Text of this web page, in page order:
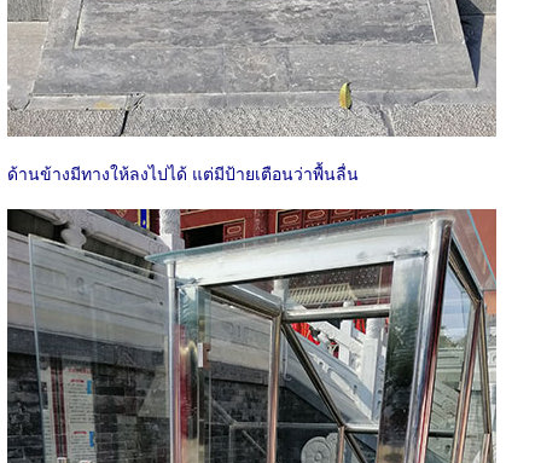
ด้านข้างมีทางให้ลงไปได้ แต่มีป้ายเตือนว่าพื้นลื่น